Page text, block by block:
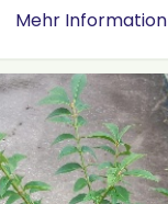
Mehr Information